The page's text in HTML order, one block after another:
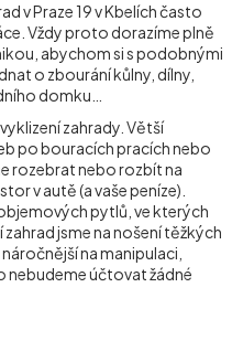
v Praze 19 v Kbelíchčasto
Vždy proto dorazíme plně
abychom si s podobnými
o zbourání kůlny, dílny,
domku…
zahrady. Větší
po bouracích pracích nebo
rozebrat nebo rozbít na
v autě (a vaše peníze).
pytlů, ve kterých
zahrad jsme na nošení těžkých
na manipulaci,
nebudeme účtovat žádné